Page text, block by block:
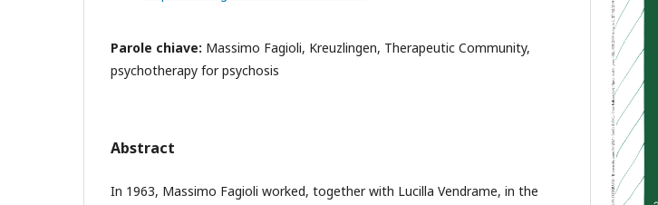
Parole chiave: Massimo Fagioli, Kreuzlingen, Therapeutic Community,
psychotherapy for psychosis
Abstract
In 1963, Massimo Fagioli worked, together with Lucilla Vendrame, in the